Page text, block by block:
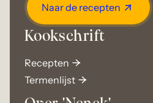
Naar de recepten
Kookschrift
Recepten
Termenlijst